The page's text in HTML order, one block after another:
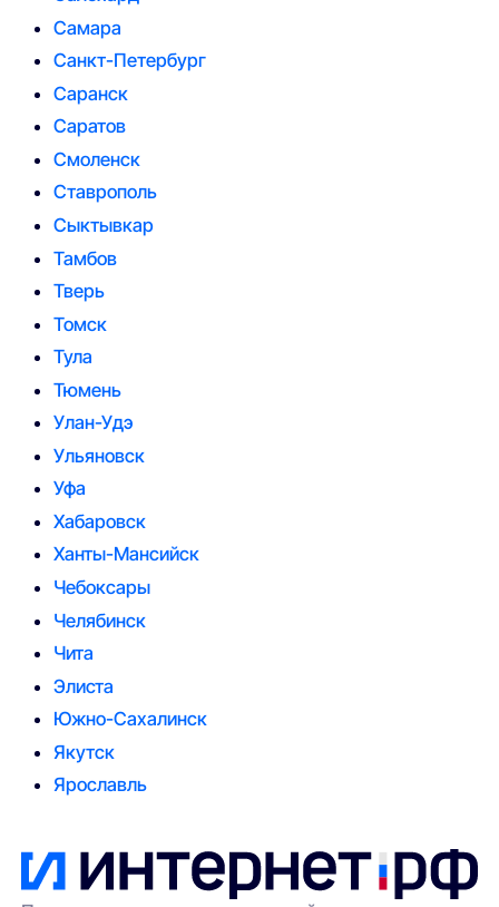
Самара
Санкт-Петербург
Саранск
Саратов
Смоленск
Ставрополь
Сыктывкар
Тамбов
Тверь
Томск
Тула
Тюмень
Улан-Удэ
Ульяновск
Уфа
Хабаровск
Ханты-Мансийск
Чебоксары
Челябинск
Чита
Элиста
Южно-Сахалинск
Якутск
Ярославль